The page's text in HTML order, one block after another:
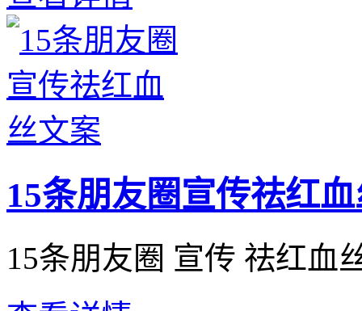
15条朋友圈宣传祛红
15条朋友圈 宣传 祛红血